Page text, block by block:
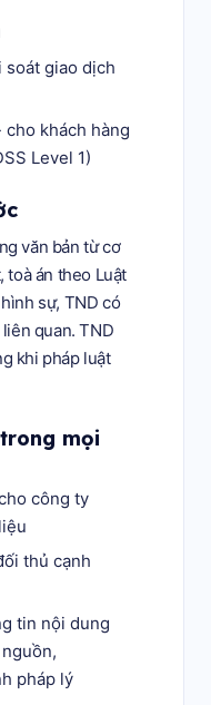
soát giao dịch
khách hàng
Level 1)
văn bản từ cơ
toà án theo Luật
sự, TND có
quan. TND
khi pháp luật
mọi
công ty
thủ cạnh
tin nội dung
pháp lý